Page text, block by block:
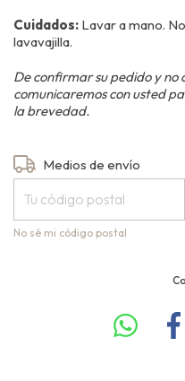
Cuidados: Lavar a mano.
lavavajilla.
De confirmar su pedido y no
comunicaremos con usted
la brevedad.
Entregas para el CP:
Medios de envío
No sé mi código postal